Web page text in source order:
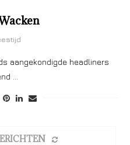
aangekondigde headliners
…